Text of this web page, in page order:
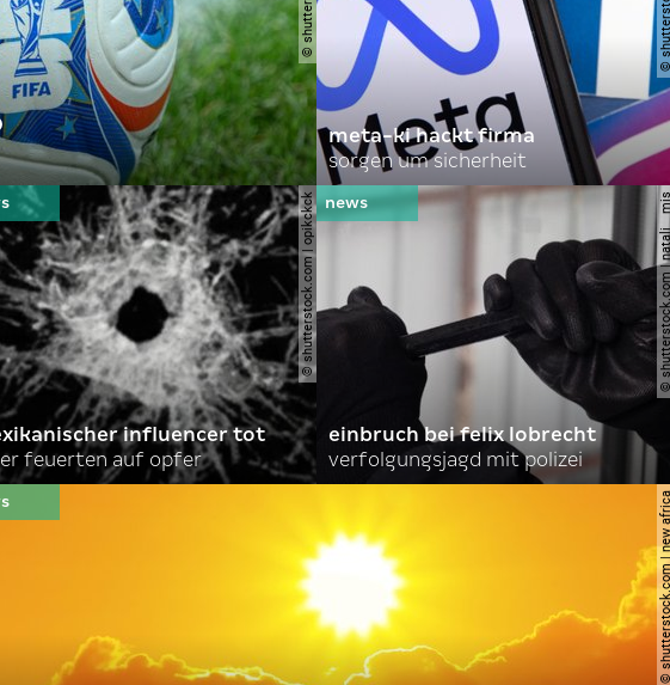
meta-ki hackt firma
sorgen um sicherheit
© shutterstock.com | opikckck
influencer tot
feuerten auf opfer
©
einbruch bei felix lobrecht
verfolgungsjagd mit polizei
©